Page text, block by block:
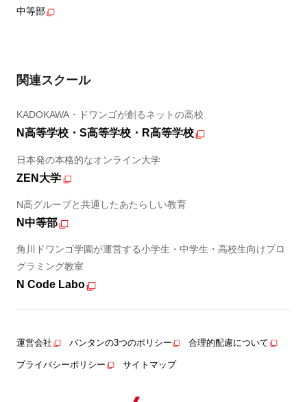
中等部
関連スクール
KADOKAWA・ドワンゴが創るネットの高校
N高等学校・S高等学校・R高等学校
日本発の本格的なオンライン大学
ZEN大学
N高グループと共通したあたらしい教育
N中等部
角川ドワンゴ学園が運営する小学生・中学生・高校生向けプロ
グラミング教室
N Code Labo
運営会社 バンタンの3つのポリシー 合理的配慮について
プライバシーポリシー サイトマップ